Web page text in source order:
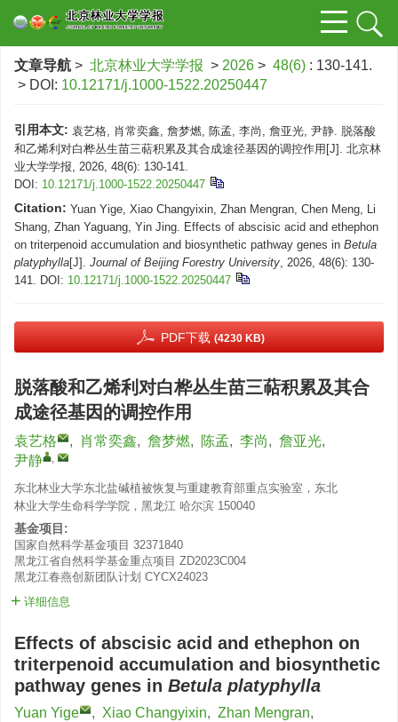
文章导航 > 北京林业大学学报 > 2026 > 48(6) : 130-141.
> DOI: 10.12171/j.1000-1522.20250447
引用本文: 袁艺格, 肖常奕鑫, 詹梦燃, 陈孟, 李尚, 詹亚光, 尹静. 脱落酸
和乙烯利对白桦丛生苗三萜积累及其合成途径基因的调控作用[J]. 北京林
业大学学报, 2026, 48(6): 130-141.
DOI: 10.12171/j.1000-1522.20250447
Citation: Yuan Yige, Xiao Changyixin, Zhan Mengran, Chen Meng, Li
Shang, Zhan Yaguang, Yin Jing. Effects of abscisic acid and ethephon
on triterpenoid accumulation and biosynthetic pathway genes in Betula
platyphylla[J]. Journal of Beijing Forestry University, 2026, 48(6): 130-
141. DOI: 10.12171/j.1000-1522.20250447
PDF下载 (4230 KB)
脱落酸和乙烯利对白桦丛生苗三萜积累及其合
成途径基因的调控作用
袁艺格 , 肖常奕鑫, 詹梦燃, 陈孟, 李尚, 詹亚光,
尹静
,
东北林业大学东北盐碱植被恢复与重建教育部重点实验室，东北
林业大学生命科学学院，黑龙江 哈尔滨 150040
基金项目:
国家自然科学基金项目 32371840
黑龙江省自然科学基金重点项目 ZD2023C004
黑龙江春燕创新团队计划 CYCX24023
详细信息
Effects of abscisic acid and ethephon on
triterpenoid accumulation and biosynthetic
pathway genes in Betula platyphylla
Yuan Yige , Xiao Changyixin, Zhan Mengran,